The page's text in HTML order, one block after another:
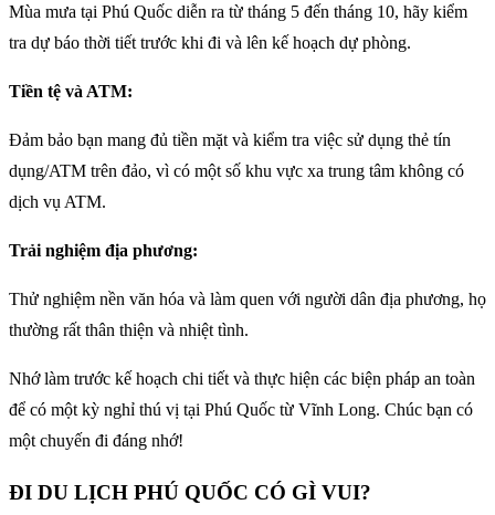
Mùa mưa tại Phú Quốc diễn ra từ tháng 5 đến tháng 10, hãy kiểm
tra dự báo thời tiết trước khi đi và lên kế hoạch dự phòng.
Tiền tệ và ATM:
Đảm bảo bạn mang đủ tiền mặt và kiểm tra việc sử dụng thẻ tín
dụng/ATM trên đảo, vì có một số khu vực xa trung tâm không có
dịch vụ ATM.
Trải nghiệm địa phương:
Thử nghiệm nền văn hóa và làm quen với người dân địa phương, họ
thường rất thân thiện và nhiệt tình.
Nhớ làm trước kế hoạch chi tiết và thực hiện các biện pháp an toàn
để có một kỳ nghỉ thú vị tại Phú Quốc từ Vĩnh Long. Chúc bạn có
một chuyến đi đáng nhớ!
ĐI DU LỊCH PHÚ QUỐC CÓ GÌ VUI?